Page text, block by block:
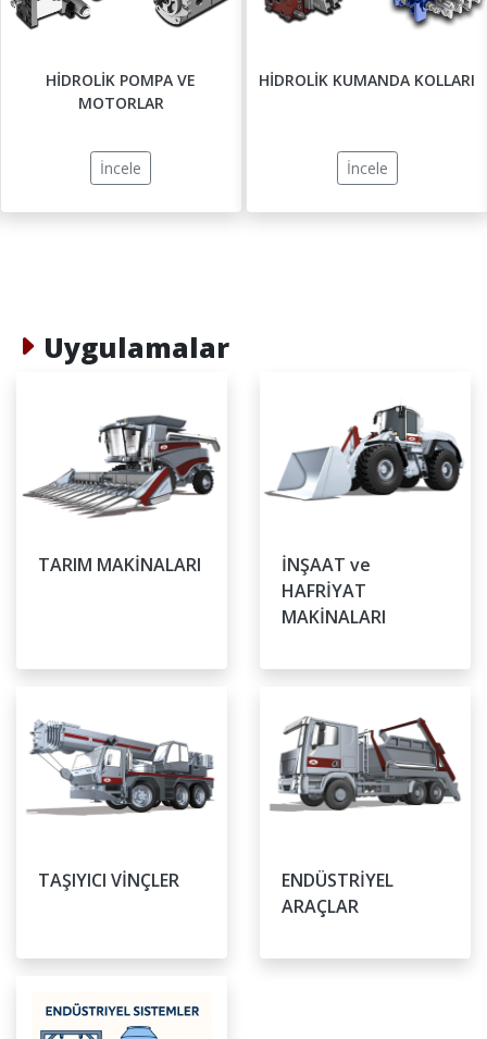
HİDROLİK POMPA VE
MOTORLAR
İncele
HİDROLİK KUMANDA KOLLARI
İncele
Uygulamalar
TARIM MAKİNALARI
İNŞAAT ve
HAFRİYAT
MAKİNALARI
TAŞIYICI VİNÇLER
ENDÜSTRİYEL
ARAÇLAR